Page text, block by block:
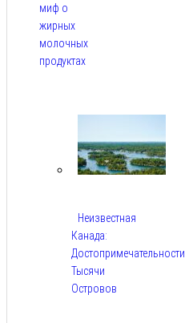
миф о
жирных
молочных
продуктах
Неизвестная
Канада:
Достопримечательности
Тысячи
Островов